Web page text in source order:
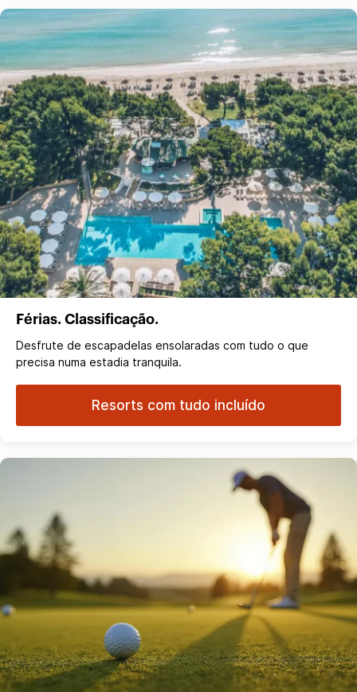
Férias. Classificação.
Desfrute de escapadelas ensolaradas com tudo o que
precisa numa estadia tranquila.
Resorts com tudo incluído